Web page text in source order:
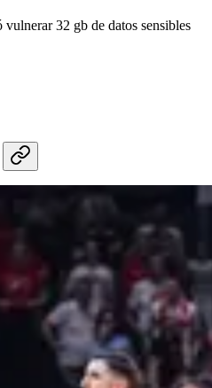
32 gb de datos sensibles